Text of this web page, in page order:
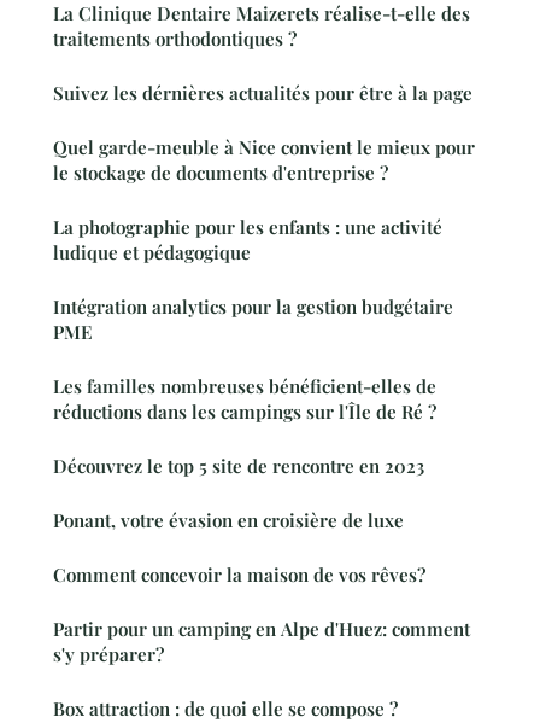
La Clinique Dentaire Maizerets réalise-t-elle des
traitements orthodontiques ?
Suivez les dérnières actualités pour être à la page
Quel garde-meuble à Nice convient le mieux pour
le stockage de documents d'entreprise ?
La photographie pour les enfants : une activité
ludique et pédagogique
Intégration analytics pour la gestion budgétaire
PME
Les familles nombreuses bénéficient-elles de
réductions dans les campings sur l'Île de Ré ?
Découvrez le top 5 site de rencontre en 2023
Ponant, votre évasion en croisière de luxe
Comment concevoir la maison de vos rêves?
Partir pour un camping en Alpe d'Huez: comment
s'y préparer?
Box attraction : de quoi elle se compose ?